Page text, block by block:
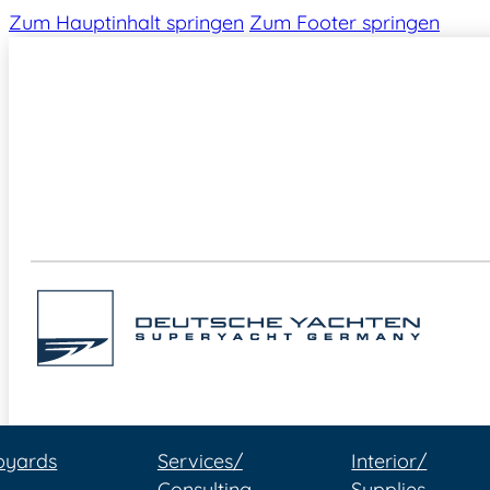
Zum Hauptinhalt springen Zum Footer springen
Services/
Interior/